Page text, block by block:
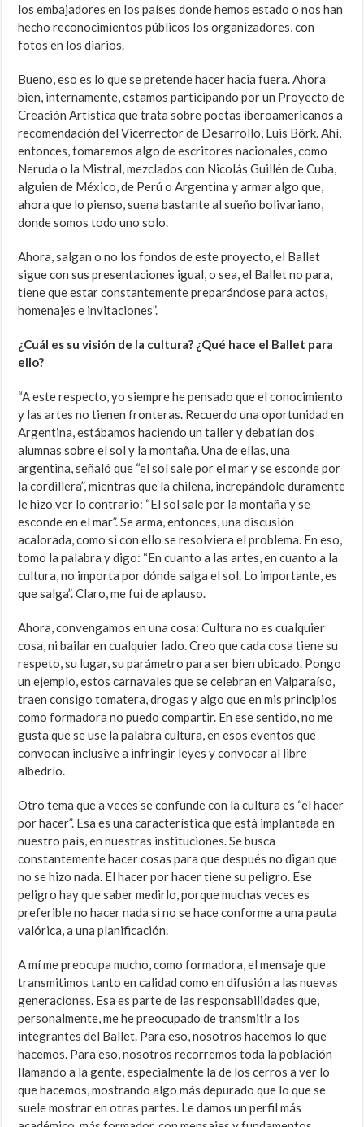
los embajadores en los países donde hemos estado o nos han
hecho reconocimientos públicos los organizadores, con
fotos en los diarios.
Bueno, eso es lo que se pretende hacer hacia fuera. Ahora
bien, internamente, estamos participando por un Proyecto de
Creación Artística que trata sobre poetas iberoamericanos a
recomendación del Vicerrector de Desarrollo, Luis Börk. Ahí,
entonces, tomaremos algo de escritores nacionales, como
Neruda o la Mistral, mezclados con Nicolás Guillén de Cuba,
alguien de México, de Perú o Argentina y armar algo que,
ahora que lo pienso, suena bastante al sueño bolivariano,
donde somos todo uno solo.
Ahora, salgan o no los fondos de este proyecto, el Ballet
sigue con sus presentaciones igual, o sea, el Ballet no para,
tiene que estar constantemente preparándose para actos,
homenajes e invitaciones”.
¿Cuál es su visión de la cultura? ¿Qué hace el Ballet para
ello?
“A este respecto, yo siempre he pensado que el conocimiento
y las artes no tienen fronteras. Recuerdo una oportunidad en
Argentina, estábamos haciendo un taller y debatían dos
alumnas sobre el sol y la montaña. Una de ellas, una
argentina, señaló que “el sol sale por el mar y se esconde por
la cordillera”, mientras que la chilena, increpándole duramente
le hizo ver lo contrario: “El sol sale por la montaña y se
esconde en el mar”. Se arma, entonces, una discusión
acalorada, como si con ello se resolviera el problema. En eso,
tomo la palabra y digo: “En cuanto a las artes, en cuanto a la
cultura, no importa por dónde salga el sol. Lo importante, es
que salga”. Claro, me fui de aplauso.
Ahora, convengamos en una cosa: Cultura no es cualquier
cosa, ni bailar en cualquier lado. Creo que cada cosa tiene su
respeto, su lugar, su parámetro para ser bien ubicado. Pongo
un ejemplo, estos carnavales que se celebran en Valparaíso,
traen consigo tomatera, drogas y algo que en mis principios
como formadora no puedo compartir. En ese sentido, no me
gusta que se use la palabra cultura, en esos eventos que
convocan inclusive a infringir leyes y convocar al libre
albedrío.
Otro tema que a veces se confunde con la cultura es “el hacer
por hacer”. Esa es una característica que está implantada en
nuestro país, en nuestras instituciones. Se busca
constantemente hacer cosas para que después no digan que
no se hizo nada. El hacer por hacer tiene su peligro. Ese
peligro hay que saber medirlo, porque muchas veces es
preferible no hacer nada si no se hace conforme a una pauta
valórica, a una planificación.
A mí me preocupa mucho, como formadora, el mensaje que
transmitimos tanto en calidad como en difusión a las nuevas
generaciones. Esa es parte de las responsabilidades que,
personalmente, me he preocupado de transmitir a los
integrantes del Ballet. Para eso, nosotros hacemos lo que
hacemos. Para eso, nosotros recorremos toda la población
llamando a la gente, especialmente la de los cerros a ver lo
que hacemos, mostrando algo más depurado que lo que se
suele mostrar en otras partes. Le damos un perfil más